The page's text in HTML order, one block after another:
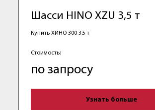
Шасси HINO XZU 3,5 т
Купить ХИНО 300 3.5 т
Стоимость:
по запросу
Узнать больше